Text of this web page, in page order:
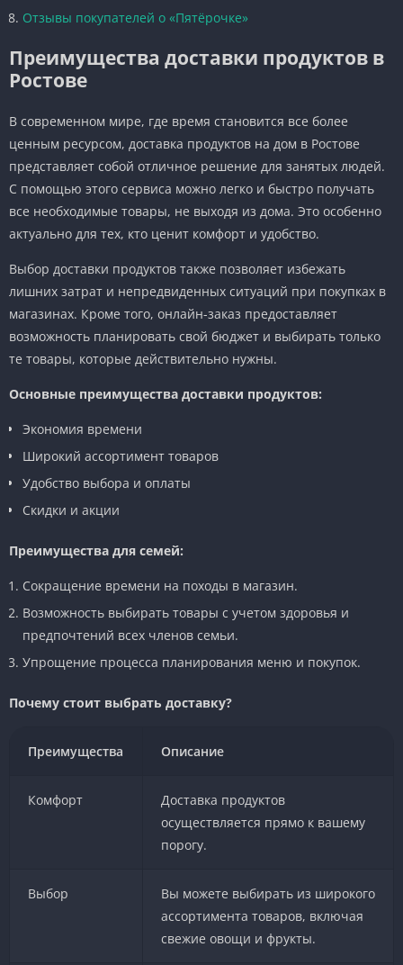
Отзывы покупателей о «Пятёрочке»
Преимущества доставки продуктов в
Ростове
В современном мире, где время становится все более
ценным ресурсом, доставка продуктов на дом в Ростове
представляет собой отличное решение для занятых людей.
С помощью этого сервиса можно легко и быстро получать
все необходимые товары, не выходя из дома. Это особенно
актуально для тех, кто ценит комфорт и удобство.
Выбор доставки продуктов также позволяет избежать
лишних затрат и непредвиденных ситуаций при покупках в
магазинах. Кроме того, онлайн-заказ предоставляет
возможность планировать свой бюджет и выбирать только
те товары, которые действительно нужны.
Основные преимущества доставки продуктов:
Экономия времени
Широкий ассортимент товаров
Удобство выбора и оплаты
Скидки и акции
Преимущества для семей:
Сокращение времени на походы в магазин.
Возможность выбирать товары с учетом здоровья и
предпочтений всех членов семьи.
Упрощение процесса планирования меню и покупок.
Почему стоит выбрать доставку?
Преимущества Описание
Комфорт
Доставка продуктов
осуществляется прямо к вашему
порогу.
Выбор
Вы можете выбирать из широкого
ассортимента товаров, включая
свежие овощи и фрукты.